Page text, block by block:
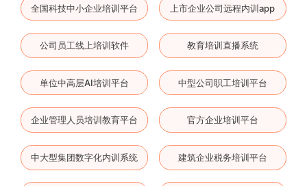
全国科技中小企业培训平台 上市企业公司远程内训app
公司员工线上培训软件 教育培训直播系统
单位中高层AI培训平台 中型公司职工培训平台
企业管理人员培训教育平台 官方企业培训平台
中大型集团数字化内训系统 建筑企业税务培训平台